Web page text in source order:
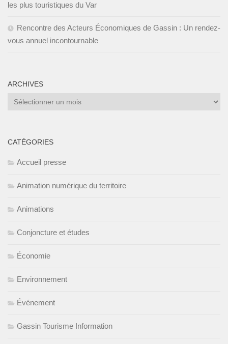
les plus touristiques du Var
Rencontre des Acteurs Économiques de Gassin : Un rendez-
vous annuel incontournable
ARCHIVES
Archives
CATÉGORIES
Accueil presse
Animation numérique du territoire
Animations
Conjoncture et études
Économie
Environnement
Événement
Gassin Tourisme Information